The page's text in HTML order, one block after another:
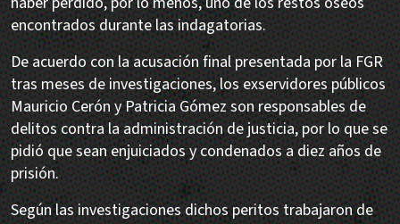
encontrados durante las indagatorias.
De acuerdo con la acusación final presentada por la FGR
tras meses de investigaciones, los exservidores públicos
Mauricio Cerón y Patricia Gómez son responsables de
delitos contra la administración de justicia, por lo que se
pidió que sean enjuiciados y condenados a diez años de
prisión.
Según las investigaciones dichos peritos trabajaron de